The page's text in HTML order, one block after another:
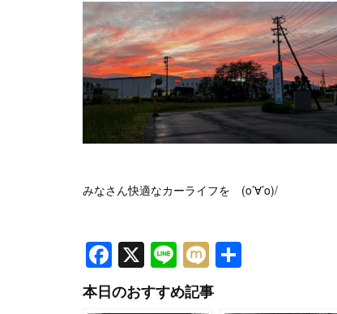
みなさん快適なカーライフを (o’∀’o)/
Facebook
X LineMixi
本日のおすすめ記事